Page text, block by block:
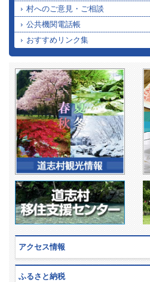
村へのご意見・ご相談
公共機関電話帳
おすすめリンク集
アクセス情報
ふるさと納税